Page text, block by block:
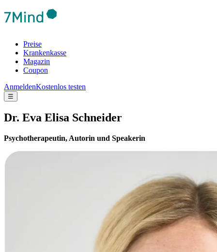
Preise
Krankenkasse
Magazin
Coupon
AnmeldenKostenlos testen
☰
Dr. Eva Elisa Schneider
Psychotherapeutin, Autorin und Speakerin